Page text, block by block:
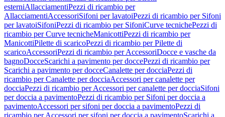
esterniAllacciamentiPezzi di ricambio per
AllacciamentiAccessoriSifoni per lavatoiPezzi di ricambio per Sifoni
per lavatoiSifoniPezzi di ricambio per SifoniCurve tecnichePezzi di
ricambio per Curve tecnicheManicottiPezzi di ricambio per
ManicottiPilette di scaricoPezzi di ricambio per Pilette di
scaricoAccessoriPezzi di ricambio per AccessoriDocce e vasche da
bagnoDocceScarichi a pavimento per doccePezzi di ricambio per
Scarichi a pavimento per docceCanalette per docciaPezzi di
ricambio per Canalette per docciaAccessori per canalette per
docciaPezzi di ricambio per Accessori per canalette per docciaSifoni
per doccia a pavimentoPezzi di ricambio per Sifoni per doccia a
pavimentoAccessori per sifoni per doccia a pavimentoPezzi di
ricambio per Accessori per sifoni per doccia a pavimentoScarichi a